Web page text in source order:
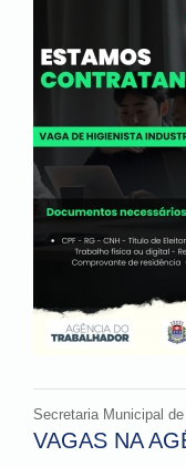
Secretaria Municipal
VAGAS NA